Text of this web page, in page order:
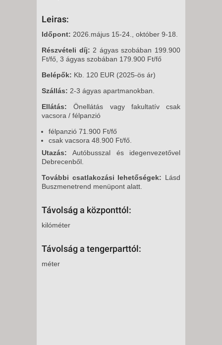
Leiras:
Időpont: 2026.május 15-24., október 9-18.
Részvételi díj: 2 ágyas szobában 199.900
Ft/fő, 3 ágyas szobában 179.900 Ft/fő
Belépők: Kb. 120 EUR (2025-ös ár)
Szállás: 2-3 ágyas apartmanokban.
Ellátás:Önellátás vagy fakultatív csak
vacsora / félpanzió
félpanzió 71.900 Ft/fő
csak vacsora 48.900 Ft/fő.
Utazás:Autóbusszal és idegenvezetővel
Debrecenből.
További csatlakozási lehetőségek: Lásd
Buszmenetrend menüpont alatt.
Távolság a központtól:
kilóméter
Távolság a tengerparttól:
méter